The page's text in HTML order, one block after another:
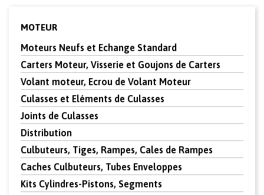
MOTEUR
Moteurs Neufs et Echange Standard
Carters Moteur, Visserie et Goujons de Carters
Volant moteur, Ecrou de Volant Moteur
Culasses et Eléments de Culasses
Joints de Culasses
Distribution
Culbuteurs, Tiges, Rampes, Cales de Rampes
Caches Culbuteurs, Tubes Enveloppes
Kits Cylindres-Pistons, Segments